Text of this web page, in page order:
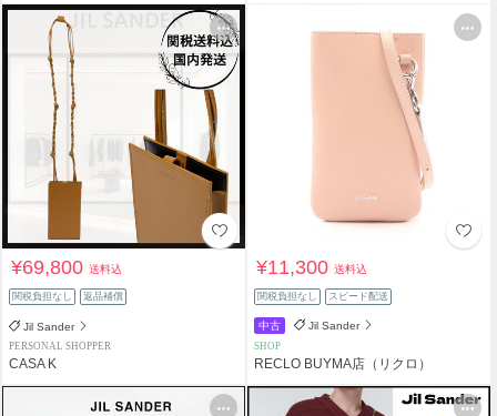
¥69,800送料込
関税負担なし 返品補償
Jil Sander
PERSONAL SHOPPER
CASA K
¥11,300送料込
関税負担なし スピード配送
中古 Jil Sander
SHOP
RECLO BUYMA店（リクロ）